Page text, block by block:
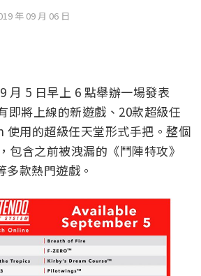
年 09 月 06 日
月 5 日早上 6 點舉辦一場發表
即將上線的新遊戲、20款超級任
用的超級任天堂形式手把。整個
包含之前被洩漏的《鬥陣特攻》
多款熱門遊戲。